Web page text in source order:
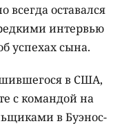
всегда оставался
интервью
успехах сына.
в США,
с командой на
в Буэнос-